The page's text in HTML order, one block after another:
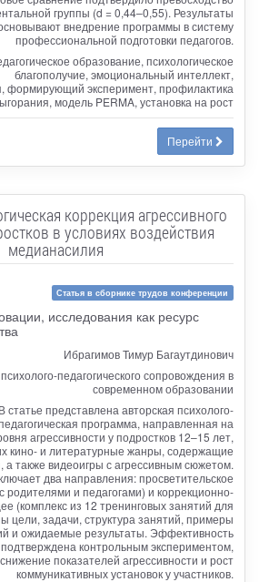
группы (d = 0,44–0,55). Результаты
внедрение программы в систему
профессиональной подготовки педагогов.
образование, психологическое
благополучие, эмоциональный интеллект,
формирующий эксперимент, профилактика
модель PERMA, установка на рост
Перейти
коррекция агрессивного
в условиях воздействия
медианасилия
Статья в сборнике трудов конференции
исследования как ресурс
Ибрагимов Тимур Багаутдинович
педагогического сопровождения в
современном образовании
В статье представлена авторская психолого-
программа, направленная на
агрессивности у подростков 12–15 лет,
кино- и литературные жанры, содержащие
а также видеоигры с агрессивным сюжетом.
два направления: просветительское
родителями и педагогами) и коррекционно-
(комплекс из 12 тренинговых занятий для
цели, задачи, структура занятий, примеры
и ожидаемые результаты. Эффективность
контрольным экспериментом,
показателей агрессивности и рост
коммуникативных установок у участников.